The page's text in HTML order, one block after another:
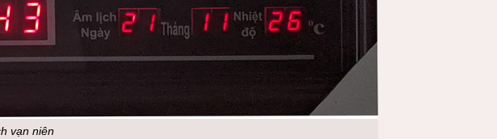
vạn niên